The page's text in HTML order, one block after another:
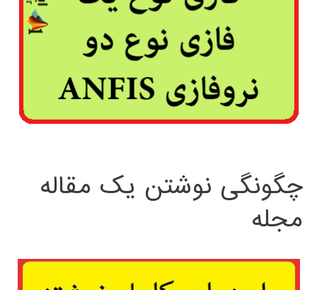
چگونگی نوشتن یک مقاله
مجله